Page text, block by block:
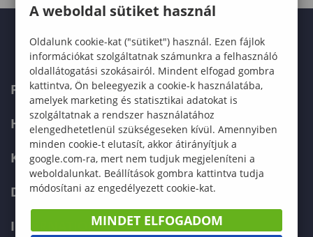
FELVÉTELIZŐKNEK
HALLGATÓKNAK
KÉPZÉSEK
DOKTORI ISKOLA
INTERNATIONAL
A weboldal sütiket használ
Oldalunk cookie-kat ("sütiket") használ. Ezen fájlok
információkat szolgáltatnak számunkra a felhasználó
oldallátogatási szokásairól. Mindent elfogad gombra
kattintva, Ön beleegyezik a cookie-k használatába,
amelyek marketing és statisztikai adatokat is
szolgáltatnak a rendszer használatához
elengedhetetlenül szükségeseken kívül. Amennyiben
minden cookie-t elutasít, akkor átirányítjuk a
google.com-ra, mert nem tudjuk megjeleníteni a
weboldalunkat. Beállítások gombra kattintva tudja
módosítani az engedélyezett cookie-kat.
MINDET ELFOGADOM